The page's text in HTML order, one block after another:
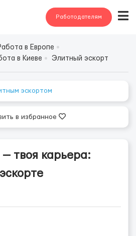
Работодателям
в Европе
в Киеве Элитный эскорт
эскортом
в избранное
— твоя карьера: